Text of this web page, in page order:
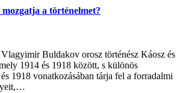
mozgatja a történelmet?
Buldakov orosz történész Káosz és
1914 és 1918 között, s különös
1918 vonatkozásában tárja fel a forradalmi